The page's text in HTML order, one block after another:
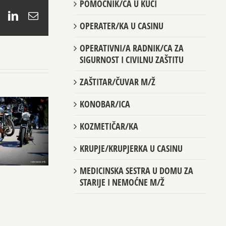
LinkedIn
Email
POMOĆNIK/CA U KUĆI
OPERATER/KA U CASINU
OPERATIVNI/A RADNIK/CA ZA
SIGURNOST I CIVILNU ZAŠTITU
ZAŠTITAR/ČUVAR M/Ž
KONOBAR/ICA
KOZMETIČAR/KA
KRUPJE/KRUPJERKA U CASINU
MEDICINSKA SESTRA U DOMU ZA
STARIJE I NEMOĆNE M/Ž